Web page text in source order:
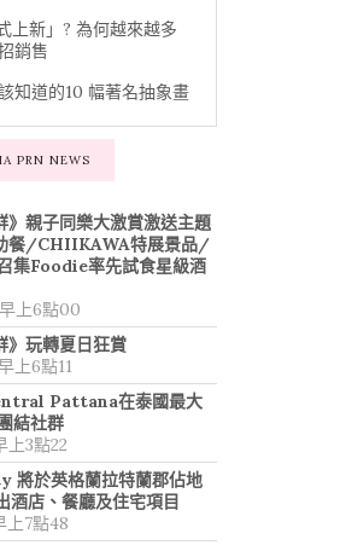
上新」? 為何越來越多
銷售
知道的10 幅著名抽象畫
PRN NEWS
親子同樂大激賞激送主題
餐/CHIIKAWA特展景品/
集Foodie率先試食星級酒
上6點00
玩轉夏日狂賞
上6點11
Pattana在泰國最大
結社群
上3點22
於英格蘭拉特蘭郡佔地
酒店、餐廳及住宅項目
上7點48